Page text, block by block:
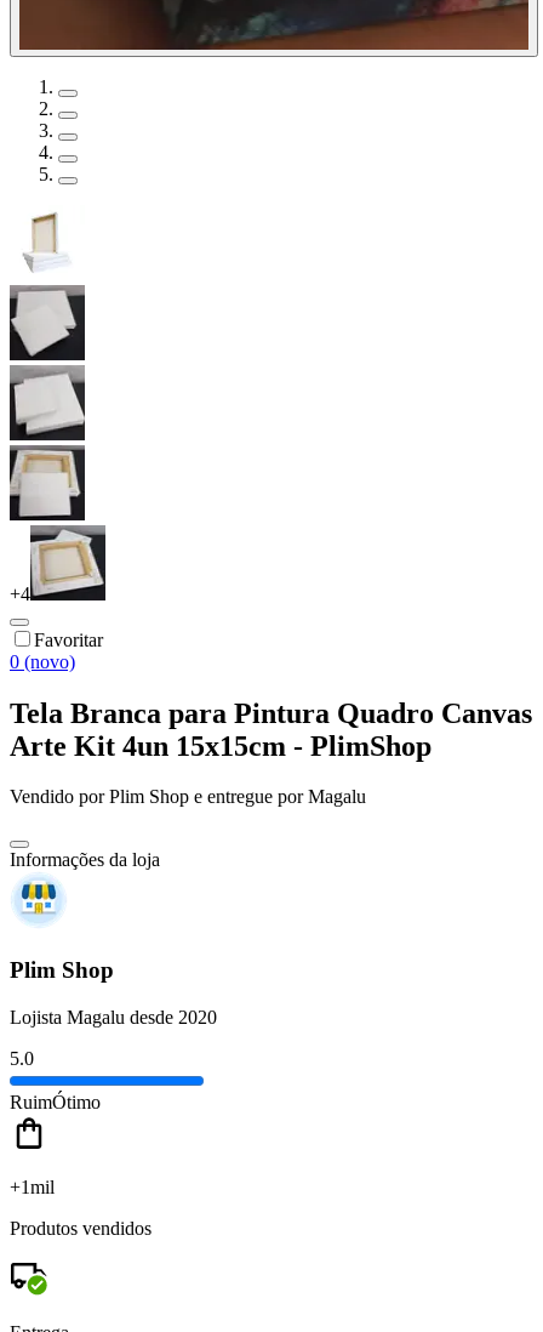
+4
Favoritar
0 (novo)
Tela Branca para Pintura Quadro Canvas
Arte Kit 4un 15x15cm - PlimShop
Vendido porPlim Shop e entregue por Magalu
Informações da loja
Plim Shop
Lojista Magalu desde 2020
5.0
RuimÓtimo
+1mil
Produtos vendidos